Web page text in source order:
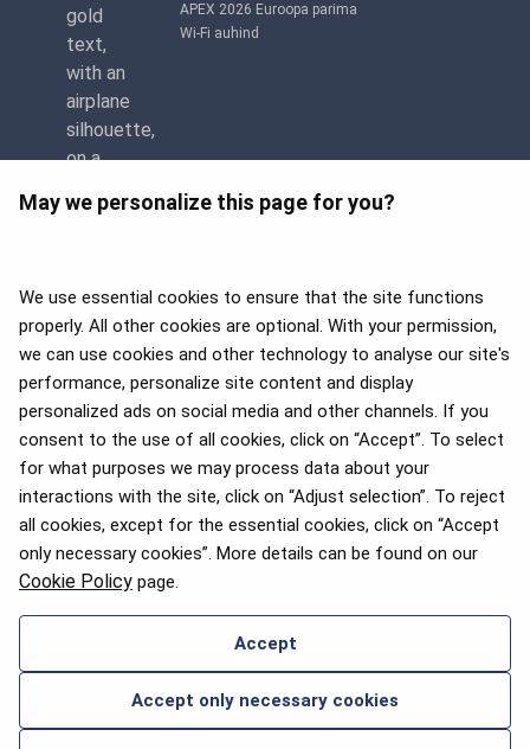
May we personalize this page for you?
We use essential cookies to ensure that the site functions
properly. All other cookies are optional. With your permission,
we can use cookies and other technology to analyse our site's
performance, personalize site content and display
personalized ads on social media and other channels. If you
consent to the use of all cookies, click on “Accept”. To select
for what purposes we may process data about your
interactions with the site, click on “Adjust selection”. To reject
all cookies, except for the essential cookies, click on “Accept
only necessary cookies”. More details can be found on our
Cookie Policy page.
Accept
Accept only necessary cookies
APEX 2026 Euroopa parima
Wi-Fi auhind
APEX 2026 Five Star Major
Airline Award
2025. aasta Flyers' Choice
auhinnad
2026 © airBaltic. Kõik õigused kaitstud.
ABI JA KONTAKTANDMED